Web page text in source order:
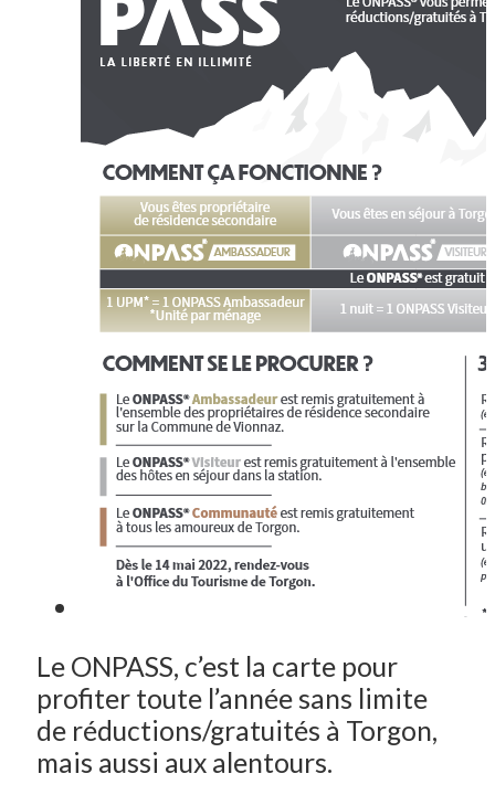
Le ONPASS, c’est la carte pour
profiter toute l’année sans limite
de réductions/gratuités à Torgon,
mais aussi aux alentours.